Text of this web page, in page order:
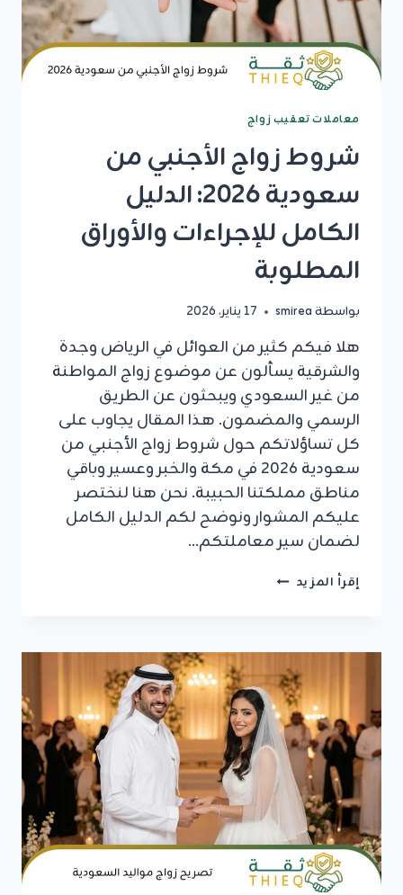
معاملات تعقيب زواج
شروط زواج الأجنبي من
سعودية 2026: الدليل
الكامل للإجراءات والأوراق
المطلوبة
بواسطةsmirea 17 يناير، 2026
هلا فيكم كثير من العوائل في الرياض وجدة
والشرقية يسألون عن موضوع زواج المواطنة
من غير السعودي ويبحثون عن الطريق
الرسمي والمضمون. هذا المقال يجاوب على
كل تساؤلاتكم حول شروط زواج الأجنبي من
سعودية 2026 في مكة والخبر وعسير وباقي
مناطق مملكتنا الحبيبة. نحن هنا لنختصر
عليكم المشوار ونوضح لكم الدليل الكامل
لضمان سير معاملتكم…
إقرأ المزيد شروط
سعودية
الدليل
الكامل
للإجراءات
والأوراق
المطلوبة